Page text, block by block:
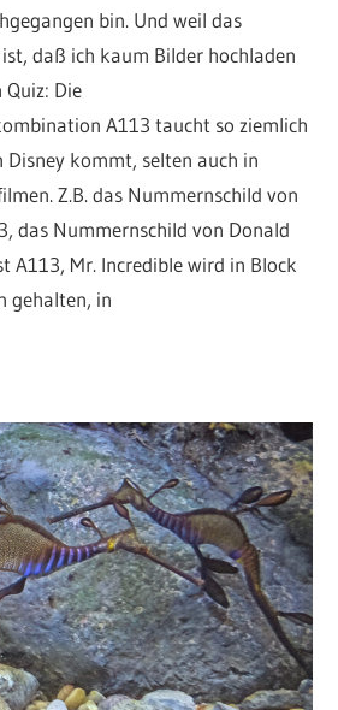
bin. Und weil das
daß ich kaum Bilder hochladen
Die
A113 taucht so ziemlich
Disney kommt, selten auch in
Z.B. das Nummernschild von
das Nummernschild von Donald
A113, Mr. Incredible wird in Block
gehalten, in